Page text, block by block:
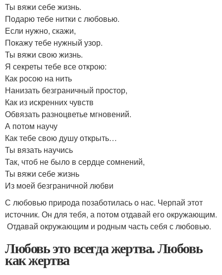
Ты вяжи себе жизнь.
Подарю тебе нитки с любовью.
Если нужно, скажи,
Покажу тебе нужный узор.
Ты вяжи свою жизнь.
Я секреты тебе все открою:
Как росою на нить
Нанизать безграничный простор,
Как из искренних чувств
Обвязать разноцветье мгновений.
А потом научу
Как тебе свою душу открыть…
Ты вязать научись
Так, чтоб не было в сердце сомнений,
Ты вяжи себе жизнь
Из моей безграничной любви
С любовью природа позаботилась о нас. Черпай этот
источник. Он для тебя, а потом отдавай его окружающим.
Отдавай окружающим и родным часть себя с любовью.
Любовь это всегда жертва. Любовь
как жертва